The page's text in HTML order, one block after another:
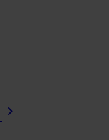
chevron_right